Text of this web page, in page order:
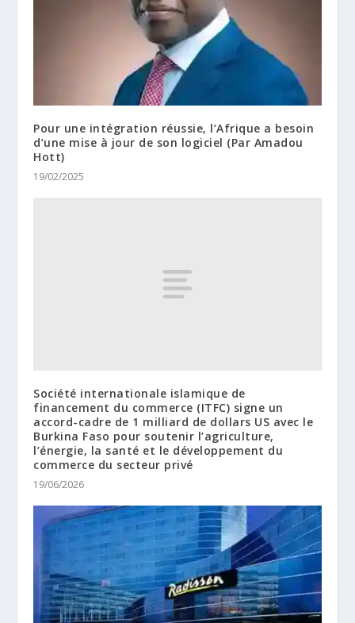
Pour une intégration réussie, l’Afrique a besoin
d’une mise à jour de son logiciel (Par Amadou
Hott)
19/02/2025
Société internationale islamique de
financement du commerce (ITFC) signe un
accord-cadre de 1 milliard de dollars US avec le
Burkina Faso pour soutenir l’agriculture,
l’énergie, la santé et le développement du
commerce du secteur privé
19/06/2026